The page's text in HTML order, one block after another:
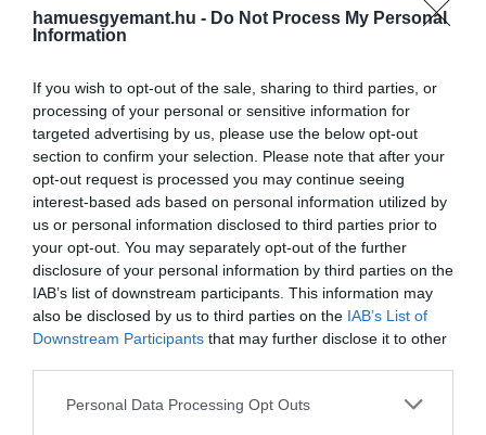
hamuesgyemant.hu - Do Not Process My Personal
Information
If you wish to opt-out of the sale, sharing to third parties, or
processing of your personal or sensitive information for
targeted advertising by us, please use the below opt-out
section to confirm your selection. Please note that after your
opt-out request is processed you may continue seeing
interest-based ads based on personal information utilized by
us or personal information disclosed to third parties prior to
your opt-out. You may separately opt-out of the further
disclosure of your personal information by third parties on the
IAB’s list of downstream participants. This information may
also be disclosed by us to third parties on the IAB’s List of
Downstream Participants that may further disclose it to other
Please note that this website/app uses one or more Google
Personal Data Processing Opt Outs
A barcelonaiak koncertekkel és minden idők
legjobb filmjeivel köszöntik a nyarat a Sala Montjuic
nevű szabadtéri fesztiválon, amelyet minden évben
a Montjuic-kastély falai között rendeznek meg. Az
élőzene és a klasszikus alkotások kombinációja
nyugodt, családias légkört teremt, erre pedig a
piknik-hangulat is rádob egy lapáttal.
​Locarnói Nemzetközi Filmfesztivál